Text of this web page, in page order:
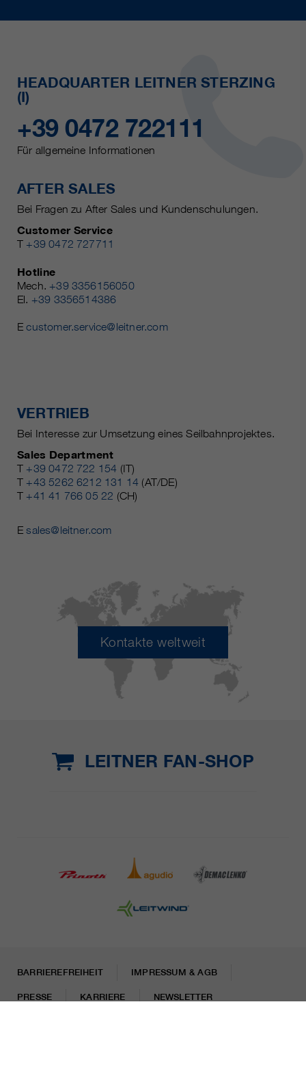
HEADQUARTER LEITNER STERZING
(I)
+39 0472 722111
Für allgemeine Informationen
AFTER SALES
Bei Fragen zu After Sales und Kundenschulungen.
Customer Service
T +39 0472 727711
Hotline
Mech. +39 3356156050
El. +39 3356514386
Ecustomer.service@leitner.com
VERTRIEB
Bei Interesse zur Umsetzung eines Seilbahnprojektes.
Sales Department
T +39 0472 722 154 (IT)
T +43 5262 6212 131 14 (AT/DE)
T +41 41 766 05 22 (CH)
Esales@leitner.com
Kontakte weltweit
LEITNER FAN-SHOP
BARRIEREFREIHEIT IMPRESSUM & AGB
PRESSE KARRIERE NEWSLETTER